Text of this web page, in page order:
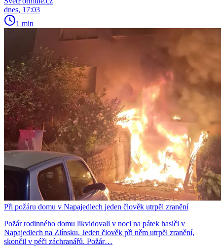
dnes, 17:03
1 min
Při požáru domu v Napajedlech jeden člověk utrpěl zranění
Požár rodinného domu likvidovali v noci na pátek hasiči v
Napajedlech na Zlínsku. Jeden člověk při něm utrpěl zranění,
skončil v péči záchranářů. Požár…